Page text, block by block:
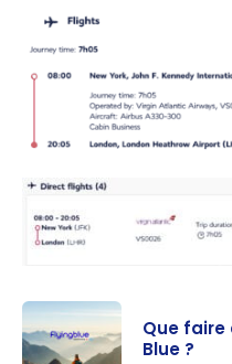
Que faire
Blue ?